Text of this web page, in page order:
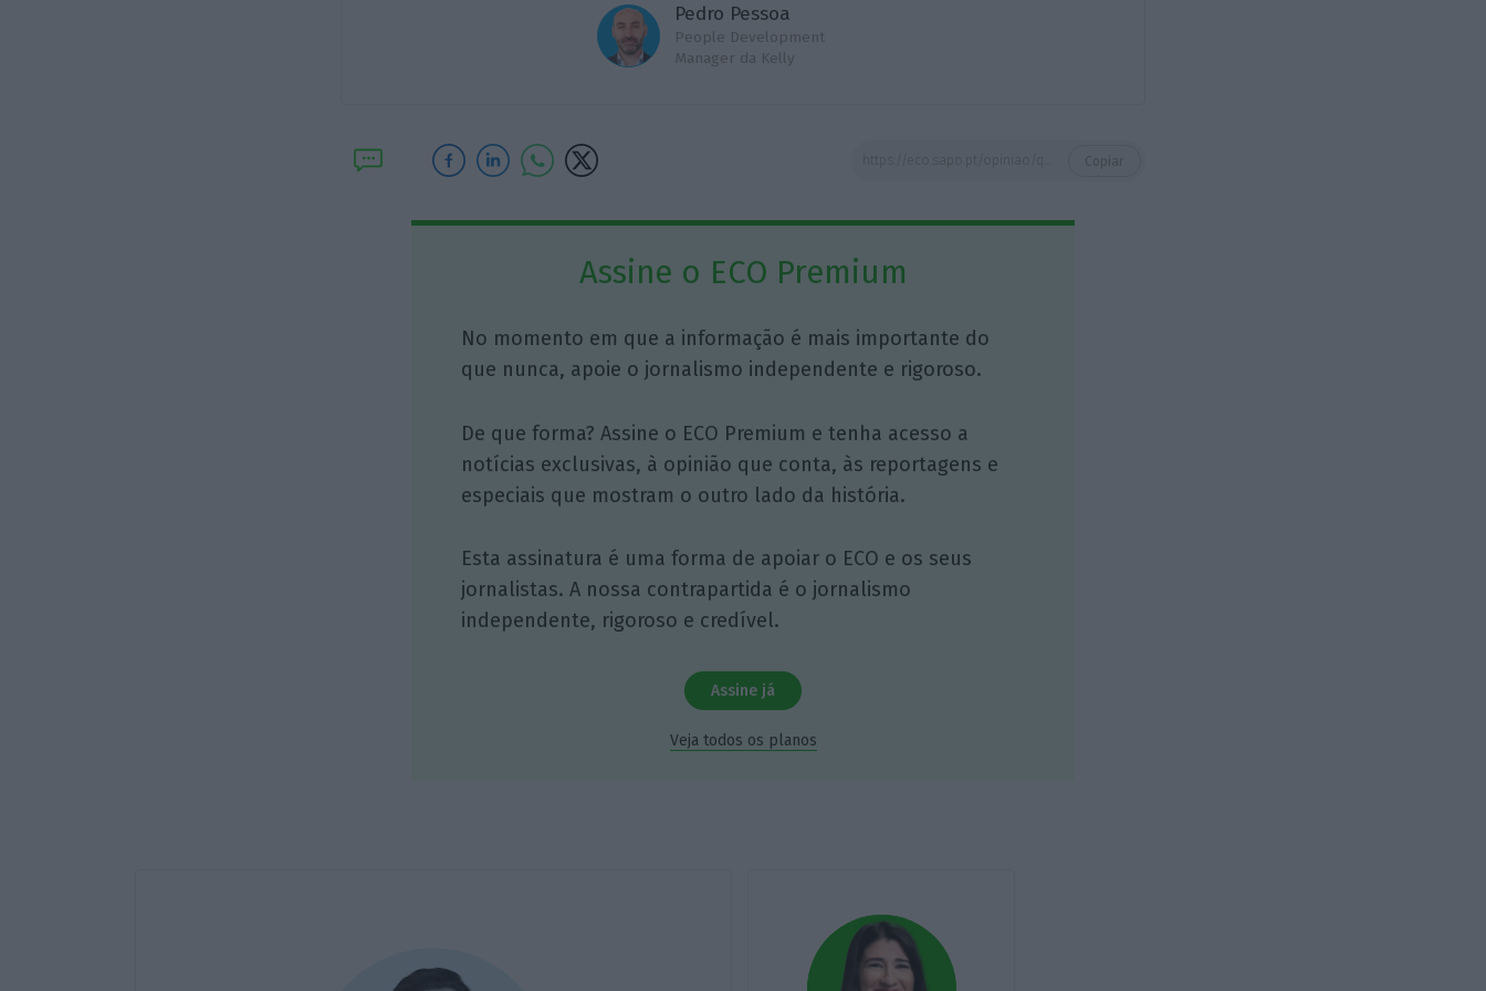
Pedro Pessoa
People Development
Manager da Kelly
Assine o ECO Premium
No momento em que a informação é mais importante do
que nunca, apoie o jornalismo independente e rigoroso.
De que forma? Assine o ECO Premium e tenha acesso a
notícias exclusivas, à opinião que conta, às reportagens e
especiais que mostram o outro lado da história.
Esta assinatura é uma forma de apoiar o ECO e os seus
jornalistas. A nossa contrapartida é o jornalismo
independente, rigoroso e credível.
Assine já
Veja todos os planos